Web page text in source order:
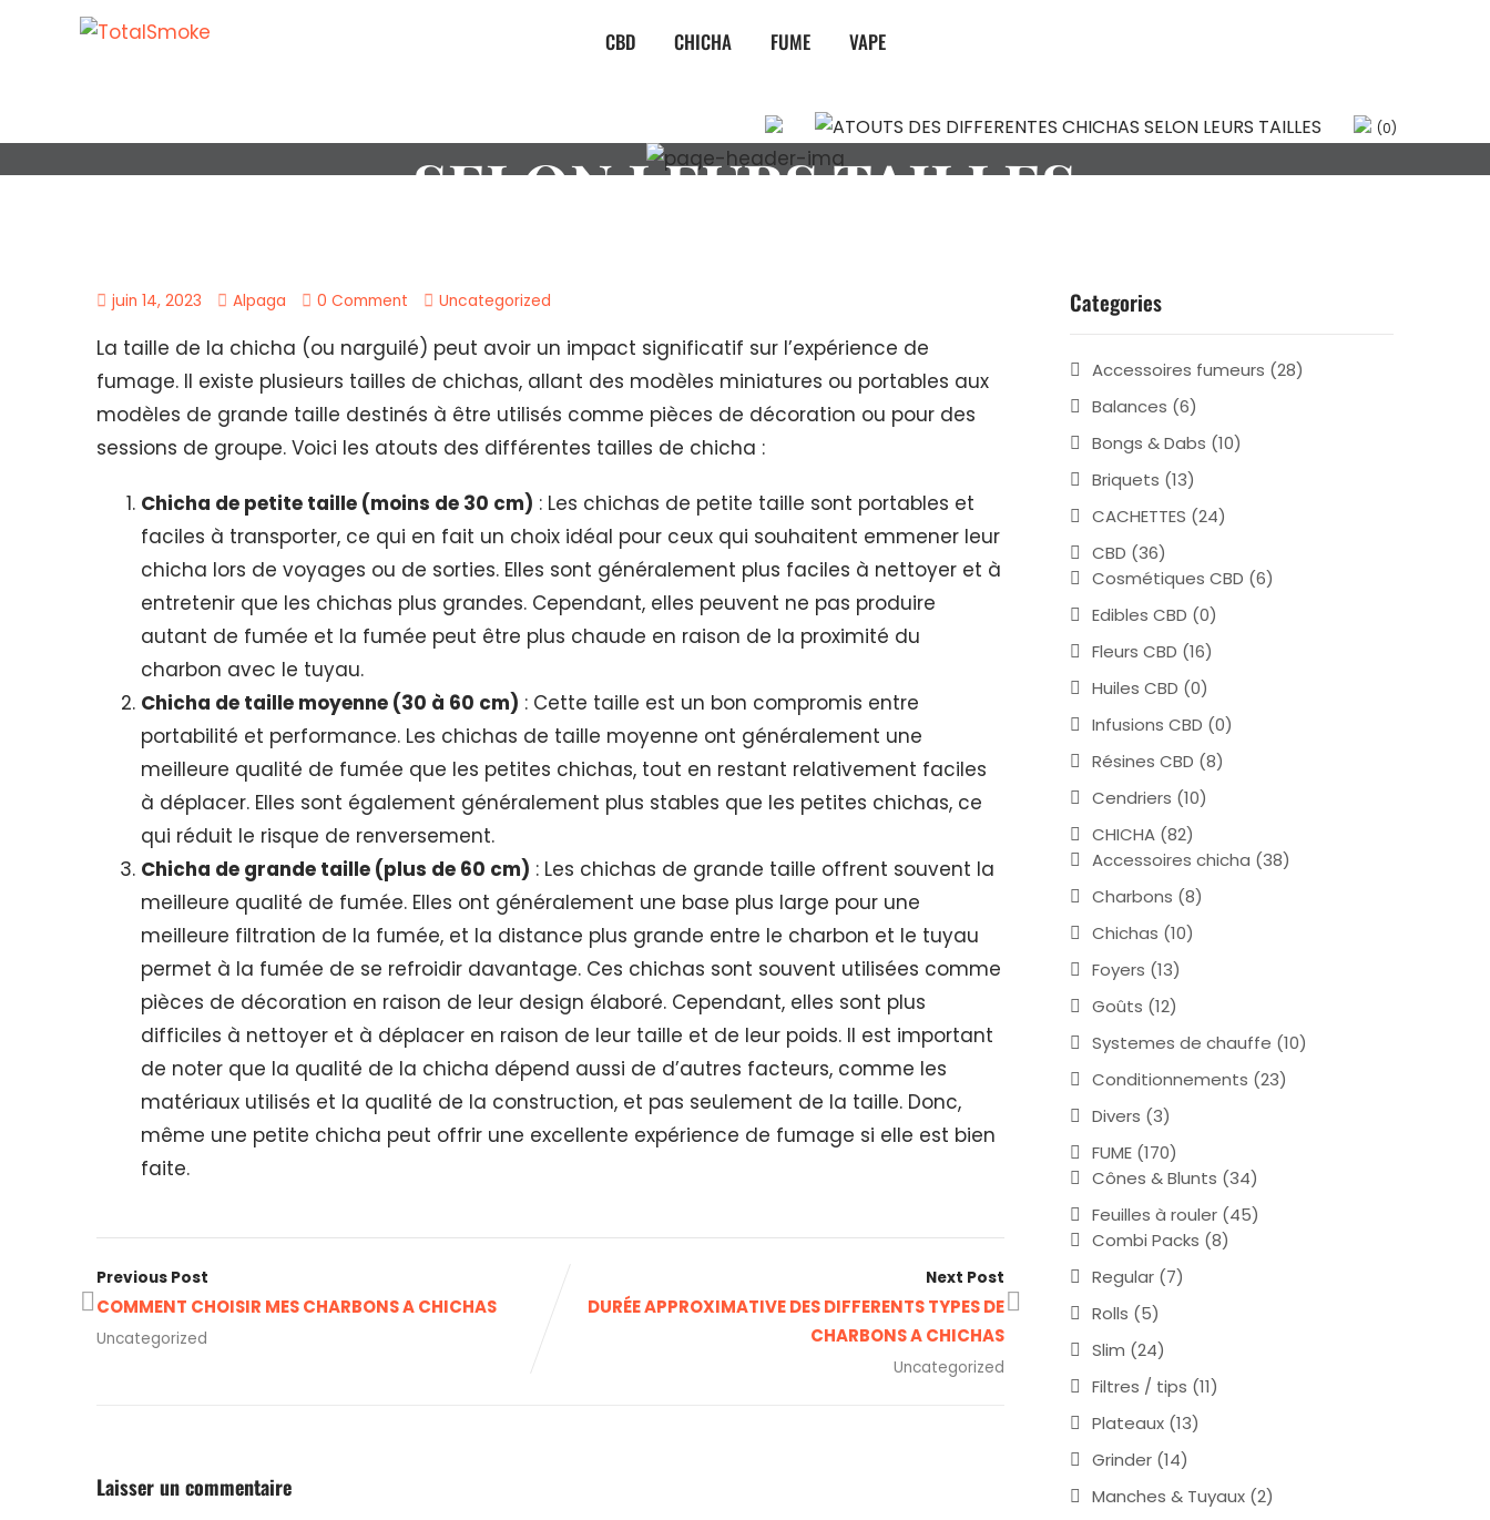
CBD CHICHA FUME VAPE
(0)
ATOUTS DES DIFFERENTES CHICHAS
SELON LEURS TAILLES
juin 14, 2023 Alpaga 0 Comment Uncategorized
La taille de la chicha (ou narguilé) peut avoir un impact significatif sur l’expérience de
fumage. Il existe plusieurs tailles de chichas, allant des modèles miniatures ou portables aux
modèles de grande taille destinés à être utilisés comme pièces de décoration ou pour des
sessions de groupe. Voici les atouts des différentes tailles de chicha :
Chicha de petite taille (moins de 30 cm) : Les chichas de petite taille sont portables et
faciles à transporter, ce qui en fait un choix idéal pour ceux qui souhaitent emmener leur
chicha lors de voyages ou de sorties. Elles sont généralement plus faciles à nettoyer et à
entretenir que les chichas plus grandes. Cependant, elles peuvent ne pas produire
autant de fumée et la fumée peut être plus chaude en raison de la proximité du
charbon avec le tuyau.
Chicha de taille moyenne (30 à 60 cm) : Cette taille est un bon compromis entre
portabilité et performance. Les chichas de taille moyenne ont généralement une
meilleure qualité de fumée que les petites chichas, tout en restant relativement faciles
à déplacer. Elles sont également généralement plus stables que les petites chichas, ce
qui réduit le risque de renversement.
Chicha de grande taille (plus de 60 cm) : Les chichas de grande taille offrent souvent la
meilleure qualité de fumée. Elles ont généralement une base plus large pour une
meilleure filtration de la fumée, et la distance plus grande entre le charbon et le tuyau
permet à la fumée de se refroidir davantage. Ces chichas sont souvent utilisées comme
pièces de décoration en raison de leur design élaboré. Cependant, elles sont plus
difficiles à nettoyer et à déplacer en raison de leur taille et de leur poids. Il est important
de noter que la qualité de la chicha dépend aussi de d’autres facteurs, comme les
matériaux utilisés et la qualité de la construction, et pas seulement de la taille. Donc,
même une petite chicha peut offrir une excellente expérience de fumage si elle est bien
faite.
Previous Post
COMMENT CHOISIR MES CHARBONS A CHICHAS
Uncategorized
Next Post
DURÉE APPROXIMATIVE DES DIFFERENTS TYPES DE
CHARBONS A CHICHAS
Uncategorized
Laisser un commentaire
Categories
Accessoires fumeurs (28)
Balances (6)
Bongs & Dabs (10)
Briquets (13)
CACHETTES (24)
CBD (36)
Cosmétiques CBD (6)
Edibles CBD (0)
Fleurs CBD (16)
Huiles CBD (0)
Infusions CBD (0)
Résines CBD (8)
Cendriers (10)
CHICHA (82)
Accessoires chicha (38)
Charbons (8)
Chichas (10)
Foyers (13)
Goûts (12)
Systemes de chauffe (10)
Conditionnements (23)
Divers (3)
FUME (170)
Cônes & Blunts (34)
Feuilles à rouler (45)
Combi Packs (8)
Regular (7)
Rolls (5)
Slim (24)
Filtres / tips (11)
Plateaux (13)
Grinder (14)
Manches & Tuyaux (2)